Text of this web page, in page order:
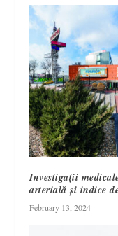
Investigații
arterială și indice
February 13, 2024